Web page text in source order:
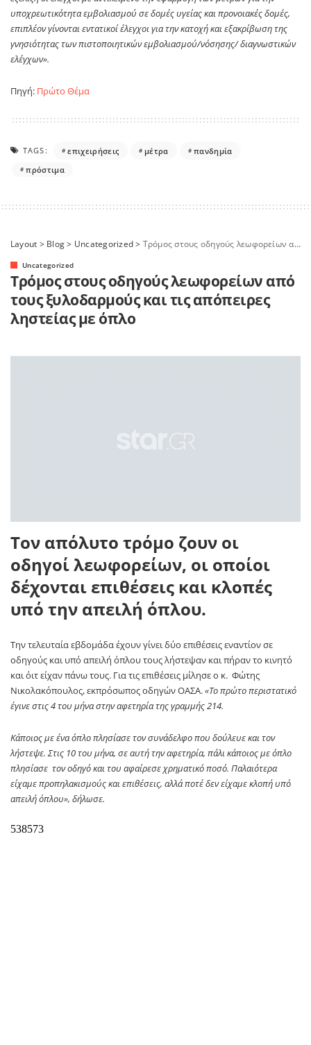
υποχρεωτικότητα εμβολιασμού σε δομές υγείας και προνοιακές δομές,
επιπλέον γίνονται εντατικοί έλεγχοι για την κατοχή και εξακρίβωση της
γνησιότητας των πιστοποιητικών εμβολιασμού/νόσησης/ διαγνωστικών
ελέγχων».
Πηγή: Πρώτο Θέμα
TAGS: επιχειρήσεις μέτρα
πανδημία
πρόστιμα
Layout > Blog> Uncategorized> Τρόμος στους οδηγούς λεωφορείων από τους ξυλοδαρμούς και τις απόπειρες ληστείας με όπλο
Uncategorized
Τρόμος στους οδηγούς λεωφορείων από
τους ξυλοδαρμούς και τις απόπειρες
ληστείας με όπλο
Τον απόλυτο τρόμο ζουν οι
οδηγοί λεωφορείων, οι οποίοι
δέχονται επιθέσεις και κλοπές
υπό την απειλή όπλου.
Την τελευταία εβδομάδα έχουν γίνει δύο επιθέσεις εναντίον σε
οδηγούς και υπό απειλή όπλου τους λήστεψαν και πήραν το κινητό
και όιτ είχαν πάνω τους. Για τις επιθέσεις μίλησε ο κ. Φώτης
Νικολακόπουλος, εκπρόσωπος οδηγών ΟΑΣΑ.«Το πρώτο περιστατικό
έγινε στις 4 του μήνα στην αφετηρία της γραμμής 214.
Κάποιος με ένα όπλο πλησίασε τον συνάδελφο που δούλευε και τον
λήστεψε. Στις 10 του μήνα, σε αυτή την αφετηρία, πάλι κάποιος με όπλο
πλησίασε τον οδηγό και του αφαίρεσε χρηματικό ποσό. Παλαιότερα
είχαμε προπηλακισμούς και επιθέσεις, αλλά ποτέ δεν είχαμε κλοπή υπό
απειλή όπλου», δήλωσε.